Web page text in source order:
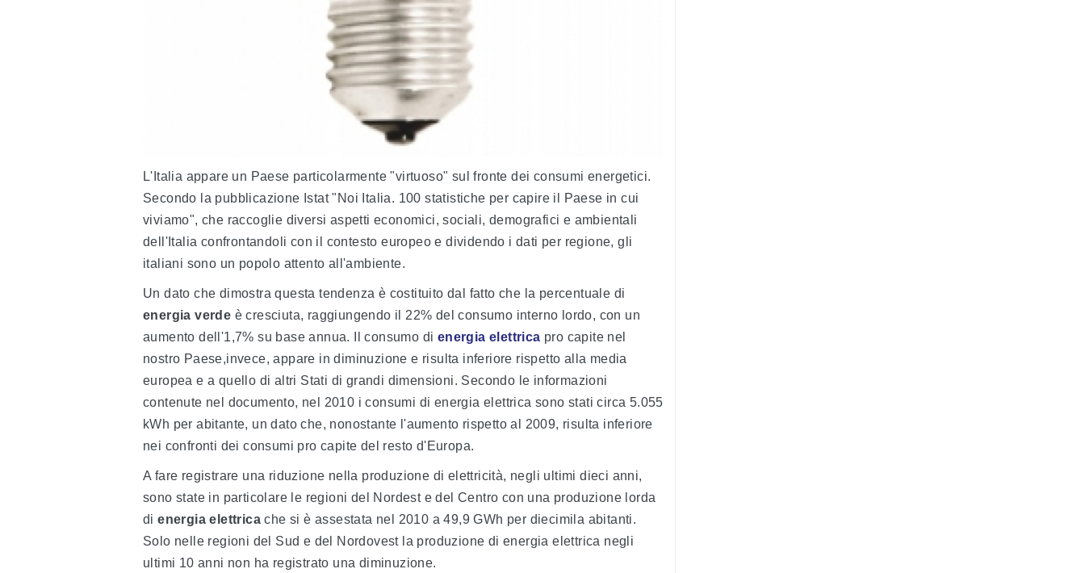
L'Italia appare un Paese particolarmente "virtuoso" sul fronte dei consumi energetici.
Secondo la pubblicazione Istat "Noi Italia. 100 statistiche per capire il Paese in cui
viviamo", che raccoglie diversi aspetti economici, sociali, demografici e ambientali
dell'Italia confrontandoli con il contesto europeo e dividendo i dati per regione, gli
italiani sono un popolo attento all'ambiente.
Un dato che dimostra questa tendenza è costituito dal fatto che la percentuale di
energia verde è cresciuta, raggiungendo il 22% del consumo interno lordo, con un
aumento dell'1,7% su base annua. Il consumo di energia elettrica pro capite nel
nostro Paese,invece, appare in diminuzione e risulta inferiore rispetto alla media
europea e a quello di altri Stati di grandi dimensioni. Secondo le informazioni
contenute nel documento, nel 2010 i consumi di energia elettrica sono stati circa 5.055
kWh per abitante, un dato che, nonostante l'aumento rispetto al 2009, risulta inferiore
nei confronti dei consumi pro capite del resto d'Europa.
A fare registrare una riduzione nella produzione di elettricità, negli ultimi dieci anni,
sono state in particolare le regioni del Nordest e del Centro con una produzione lorda
dienergia elettrica che si è assestata nel 2010 a 49,9 GWh per diecimila abitanti.
Solo nelle regioni del Sud e del Nordovest la produzione di energia elettrica negli
ultimi 10 anni non ha registrato una diminuzione.